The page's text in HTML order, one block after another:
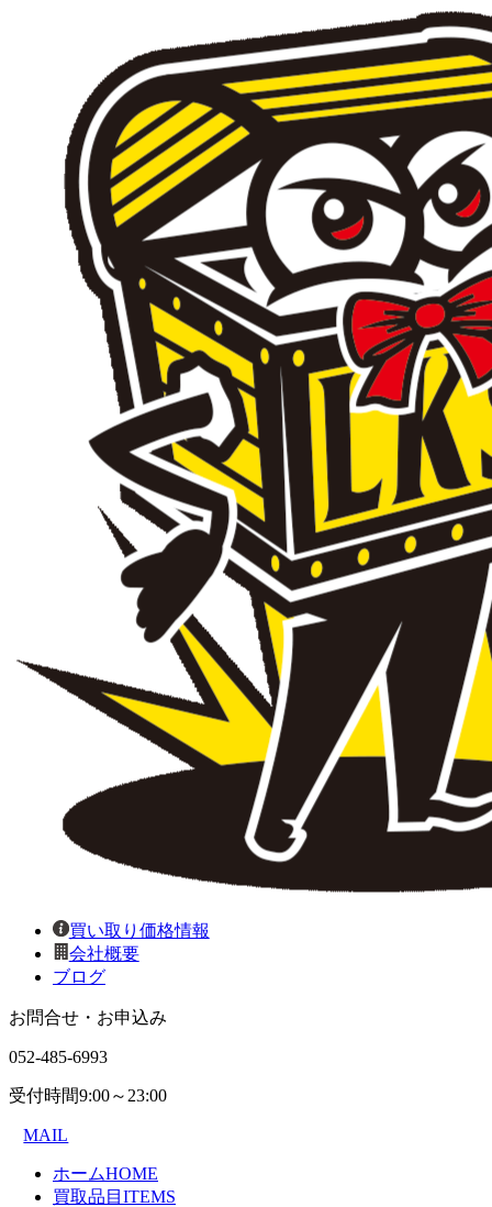
買い取り価格情報
会社概要
ブログ
お問合せ・お申込み
052-485-6993
受付時間9:00～23:00
MAIL
ホームHOME
買取品目 ITEMS